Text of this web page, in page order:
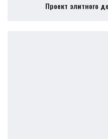
Проект элитного